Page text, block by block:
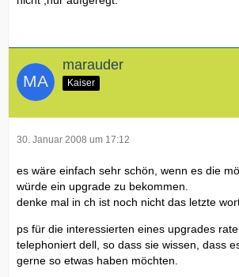
oder hier im MMarktplatz angeboten
Was steckt wohl dahinter?
marauder
Kaiser
30. Januar 2008 um 17:12
es wäre einfach sehr schön, wenn es die
würde ein upgrade zu bekommen.
denke mal in ch ist noch nicht das letzte
ps für die interessierten eines upgrades
telephoniert dell, so dass sie wissen, dass
gerne so etwas haben möchten.